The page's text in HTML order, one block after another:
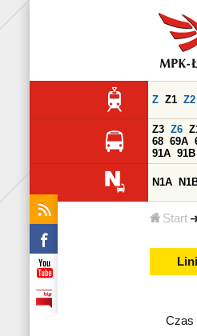
Start
Z Z1 Z2
Z3 Z6
68 69A
91A 91B
N1A
Czas